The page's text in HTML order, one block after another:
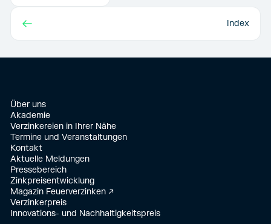
← Index
Über uns
Akademie
Verzinkereien in Ihrer Nähe
Termine und Veranstaltungen
Kontakt
Aktuelle Meldungen
Pressebereich
Zinkpreisentwicklung
Magazin Feuerverzinken ↗
Verzinkerpreis
Innovations- und Nachhaltigkeitspreis